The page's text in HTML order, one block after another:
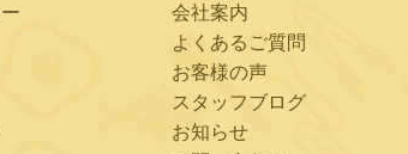
会社案内
よくあるご質問
お客様の声
スタッフブログ
お知らせ